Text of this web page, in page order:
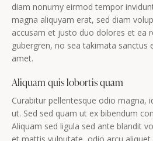
diam nonumy eirmod tempor
magna aliquyam erat, sed diam
accusam et justo duo dolores et ea
gubergren, no sea takimata
amet.
Aliquam quis lobortis quam
Curabitur pellentesque odio magna,
ut. Sed sed quam ut ex bibendum
Aliquam sed ligula sed ante blandit